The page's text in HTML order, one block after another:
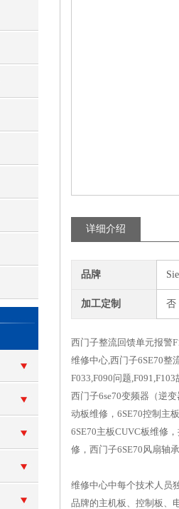
详细介绍
品牌
加工定制 否
西门子整流回馈单元报警
维修中心,西门子6SE70整
F033,F090问题
西门子6se70变频器（逆
动板维修，6SE70控制主
6SE70主板CUVC板维修
修，西门子6SE70风扇轴
维修中心中每个技术人员
品牌的主机板、控制板、